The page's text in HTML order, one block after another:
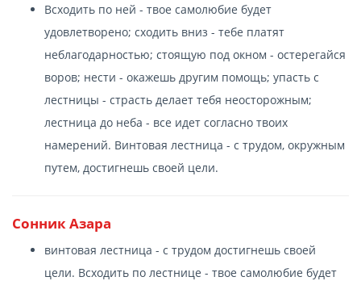
Всходить по ней - твое самолюбие будет
удовлетворено; сходить вниз - тебе платят
неблагодарностью; стоящую под окном - остерегайся
воров; нести - окажешь другим помощь; упасть с
лестницы - страсть делает тебя неосторожным;
лестница до неба - все идет согласно твоих
намерений. Винтовая лестница - с трудом, окружным
путем, достигнешь своей цели.
Сонник Азара
винтовая лестница - с трудом достигнешь своей
цели. Всходить по лестнице - твое самолюбие будет